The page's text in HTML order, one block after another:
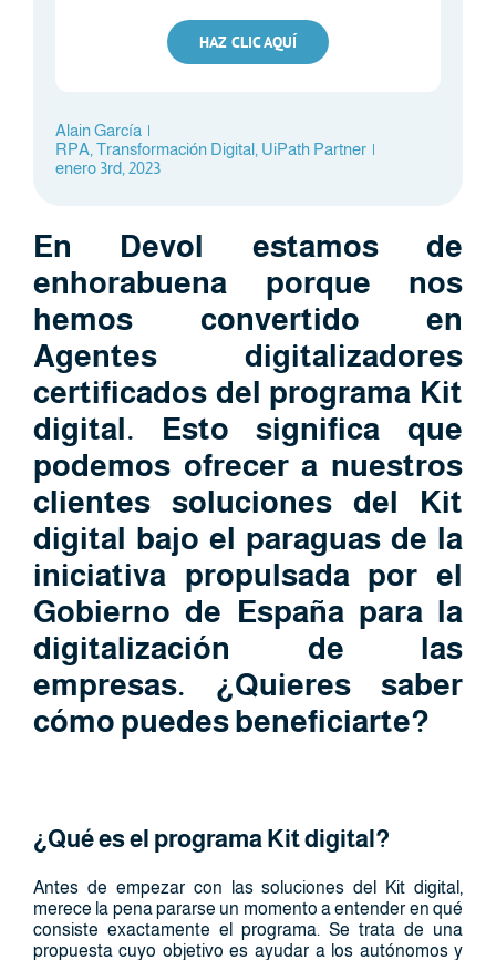
HAZ CLIC AQUÍ
Alain García |
RPA Transformación Digital, UiPath Partner |
enero 3rd, 2023
En Devol estamos de
enhorabuena porque nos
hemos convertido en
Agentes digitalizadores
certificados del programa Kit
digital. Esto significa que
podemos ofrecer a nuestros
clientes soluciones del Kit
digital bajo el paraguas de la
iniciativa propulsada por el
Gobierno de España para la
digitalización de las
empresas. ¿Quieres saber
cómo puedes beneficiarte?
¿Qué es el programa Kit digital?
Antes de empezar con las soluciones del Kit digital,
merece la pena pararse un momento a entender en qué
consiste exactamente el programa. Se trata de una
propuesta cuyo objetivo es ayudar a los autónomos y